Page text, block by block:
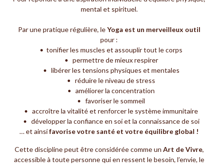
mental et spirituel.
Par une pratique régulière, leYoga est un merveilleux outil
pour :
• tonifier les muscles et assouplir tout le corps
• permettre de mieux respirer
• libérer les tensions physiques et mentales
• réduire le niveau de stress
• améliorer la concentration
• favoriser le sommeil
• accroître la vitalité et renforcer le système immunitaire
• développer la confiance en soi et la connaissance de soi
… et ainsifavorise votre santé et votre équilibre global !
Cette discipline peut être considérée comme un Art de Vivre,
accessible à toute personne qui en ressent le besoin, l’envie, le